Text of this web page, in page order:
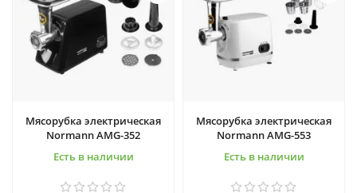
Мясорубка электрическая
Normann AMG-352
Есть в наличии
Мясорубка электрическая
Normann AMG-553
Есть в наличии